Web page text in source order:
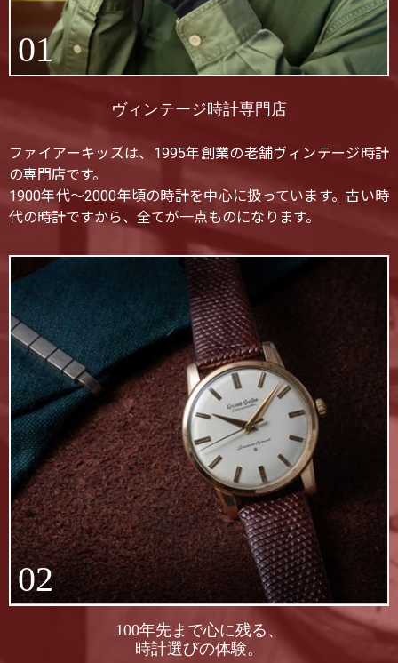
01
ヴィンテージ時計専門店
ファイアーキッズは、1995年創業の老舗ヴィンテージ時計
の専門店です。
1900年代〜2000年頃の時計を中心に扱っています。古い時
代の時計ですから、全てが一点ものになります。
02
100年先まで心に残る、
時計選びの体験。